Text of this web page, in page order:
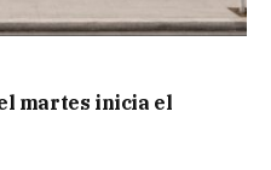
martes inicia el